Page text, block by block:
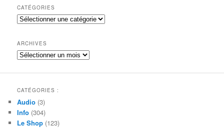
h
e
r
h
e
CATÉGORIES
Catégories
ARCHIVES
Archives
CATÉGORIES :
Audio (3)
Info (304)
Le Shop (123)